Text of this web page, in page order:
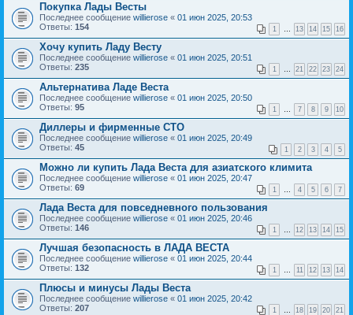
Покупка Лады Весты
Последнее сообщение willierose « 01 июн 2025, 20:53
Ответы: 154 1 … 13 14 15 16
Хочу купить Ладу Весту
Последнее сообщение willierose « 01 июн 2025, 20:51
Ответы: 235 1 … 21 22 23 24
Альтернатива Ладе Веста
Последнее сообщение willierose « 01 июн 2025, 20:50
Ответы: 95 1 … 7 8 9 10
Диллеры и фирменные СТО
Последнее сообщение willierose « 01 июн 2025, 20:49
Ответы: 45 1 2 3 4 5
Можно ли купить Лада Веста для азиатского климита
Последнее сообщение willierose « 01 июн 2025, 20:47
Ответы: 69 1 … 4 5 6 7
Лада Веста для повседневного пользования
Последнее сообщение willierose « 01 июн 2025, 20:46
Ответы: 146 1 … 12 13 14 15
Лучшая безопасность в ЛАДА ВЕСТА
Последнее сообщение willierose « 01 июн 2025, 20:44
Ответы: 132 1 … 11 12 13 14
Плюсы и минусы Лады Веста
Последнее сообщение willierose « 01 июн 2025, 20:42
Ответы: 207 1 … 18 19 20 21